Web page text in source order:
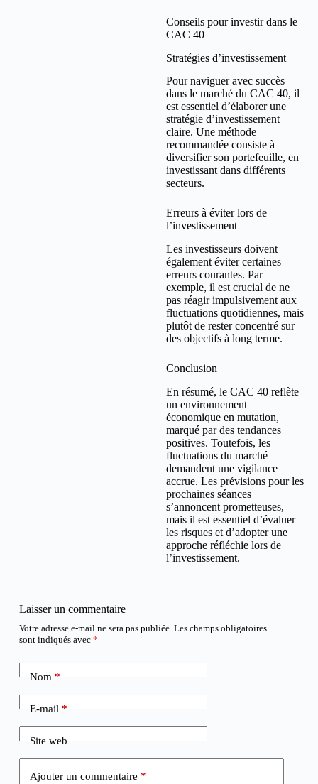
Conseils pour investir dans le
CAC 40
Stratégies d’investissement
Pour naviguer avec succès
dans le marché du CAC 40, il
est essentiel d’élaborer une
stratégie d’investissement
claire. Une méthode
recommandée consiste à
diversifier son portefeuille, en
investissant dans différents
secteurs.
Erreurs à éviter lors de
l’investissement
Les investisseurs doivent
également éviter certaines
erreurs courantes. Par
exemple, il est crucial de ne
pas réagir impulsivement aux
fluctuations quotidiennes, mais
plutôt de rester concentré sur
des objectifs à long terme.
Conclusion
En résumé, le CAC 40 reflète
un environnement
économique en mutation,
marqué par des tendances
positives. Toutefois, les
fluctuations du marché
demandent une vigilance
accrue. Les prévisions pour les
prochaines séances
s’annoncent prometteuses,
mais il est essentiel d’évaluer
les risques et d’adopter une
approche réfléchie lors de
l’investissement.
Laisser un commentaire
Votre adresse e-mail ne sera pas publiée. Les champs obligatoires
sont indiqués avec *
Nom*
E-mail*
Site web
Ajouter un commentaire *